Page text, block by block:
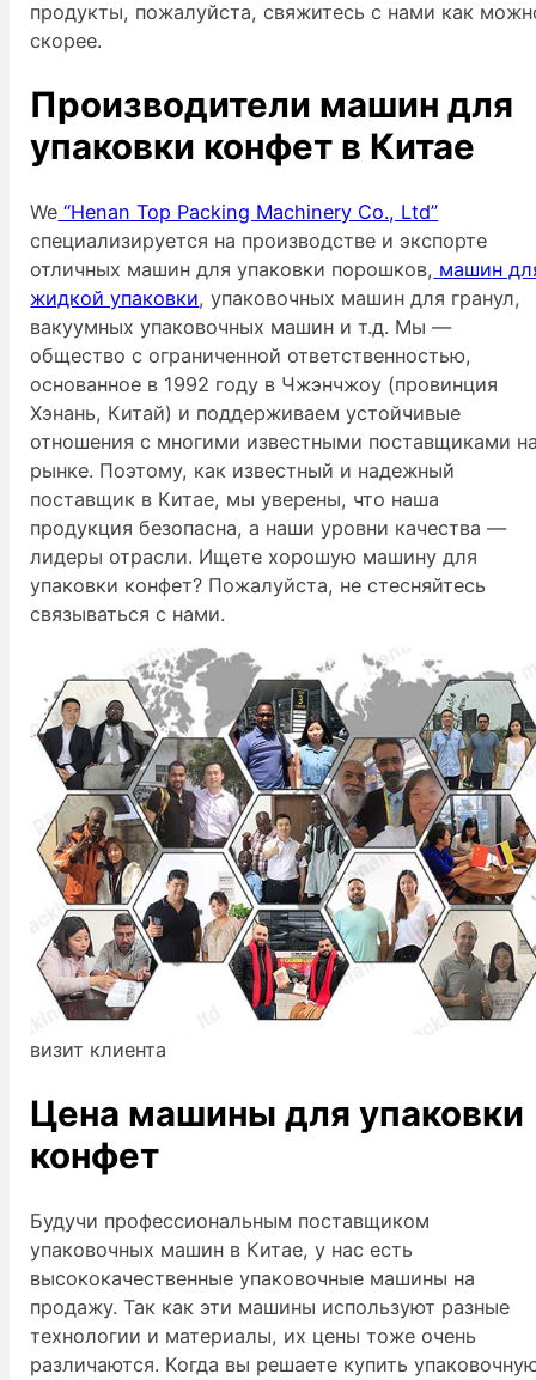
продукты, пожалуйста, свяжитесь с нами как
скорее.
Производители машин для
упаковки конфет в Китае
We “Henan Top Packing Machinery Co., Ltd”
специализируется на производстве и экспорте
отличных машин для упаковки порошков, машин
жидкой упаковки, упаковочных машин для гранул,
вакуумных упаковочных машин и т.д. Мы —
общество с ограниченной ответственностью,
основанное в 1992 году в Чжэнчжоу (провинция
Хэнань, Китай) и поддерживаем устойчивые
отношения с многими известными поставщиками
рынке. Поэтому, как известный и надежный
поставщик в Китае, мы уверены, что наша
продукция безопасна, а наши уровни качества —
лидеры отрасли. Ищете хорошую машину для
упаковки конфет? Пожалуйста, не стесняйтесь
связываться с нами.
визит клиента
Цена машины для упаковки
конфет
Будучи профессиональным поставщиком
упаковочных машин в Китае, у нас есть
высококачественные упаковочные машины на
продажу. Так как эти машины используют разные
технологии и материалы, их цены тоже очень
различаются. Когда вы решаете купить